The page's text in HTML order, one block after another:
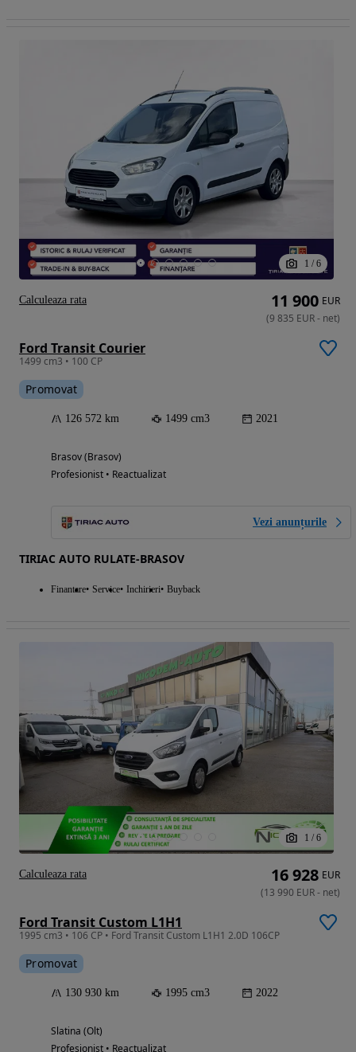
1 / 6
Ford Transit Courier
1499 cm3 • 100 CP
Promovat
126 572 km 1499 cm3 2021
Brasov (Brasov)
Profesionist • Reactualizat
Vezi anunțurile
TIRIAC AUTO RULATE-BRASOV
Finantare Service Inchirieri Buyback
11 900 EUR
(9 835 EUR- net)
Calculeaza rata
1 / 6
Ford Transit Custom L1H1
1995 cm3 • 106 CP • Ford Transit Custom L1H1 2.0D 106CP
Promovat
130 930 km 1995 cm3 2022
Slatina (Olt)
Profesionist • Reactualizat
16 928 EUR
(13 990 EUR- net)
Calculeaza rata